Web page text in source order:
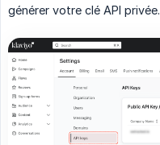
générer votre clé API privée.